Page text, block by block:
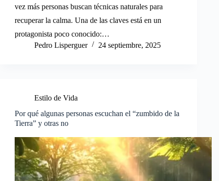
vez más personas buscan técnicas naturales para
recuperar la calma. Una de las claves está en un
protagonista poco conocido:…
Pedro Lisperguer
24 septiembre, 2025
Estilo de Vida
Por qué algunas personas escuchan el “zumbido de la
Tierra” y otras no